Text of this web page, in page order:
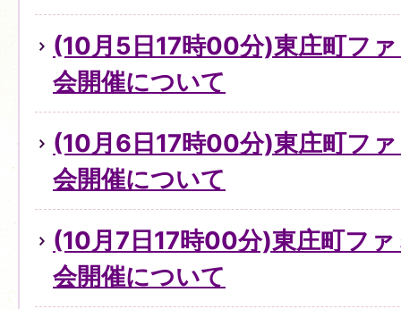
(10月5日17時00分)東庄町フ
会開催について
(10月6日17時00分)東庄町フ
会開催について
(10月7日17時00分)東庄町フ
会開催について